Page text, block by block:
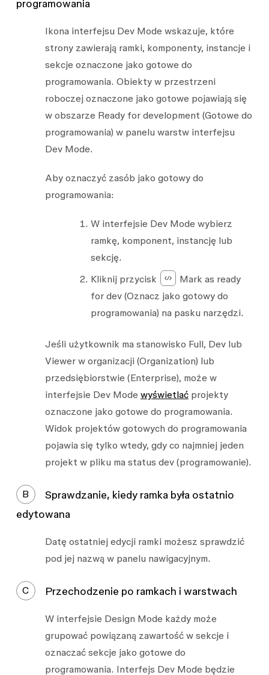
programowania
Ikona interfejsu Dev Mode wskazuje, które
strony zawierają ramki, komponenty, instancje i
sekcje oznaczone jako gotowe do
programowania. Obiekty w przestrzeni
roboczej oznaczone jako gotowe pojawiają się
w obszarze Ready for development (Gotowe do
programowania) w panelu warstw interfejsu
Dev Mode.
Aby oznaczyć zasób jako gotowy do
programowania:
W interfejsie Dev Mode wybierz
ramkę, komponent, instancję lub
sekcję.
Kliknij przycisk
Mark as ready
for dev(Oznacz jako gotowy do
programowania) na pasku narzędzi.
Jeśli użytkownik ma stanowisko Full, Dev lub
Viewer w organizacji (Organization) lub
przedsiębiorstwie (Enterprise), może w
interfejsie Dev Mode wyświetlaćprojekty
oznaczone jako gotowe do programowania.
Widok projektów gotowych do programowania
pojawia się tylko wtedy, gdy co najmniej jeden
projekt w pliku ma status dev (programowanie).
B
Sprawdzanie, kiedy ramka była ostatnio
edytowana
Datę ostatniej edycji ramki możesz sprawdzić
pod jej nazwą w panelu nawigacyjnym.
C Przechodzenie po ramkach i warstwach
W interfejsie Design Mode każdy może
grupować powiązaną zawartość w sekcje i
oznaczać sekcje jako gotowe do
programowania. Interfejs Dev Mode będzie